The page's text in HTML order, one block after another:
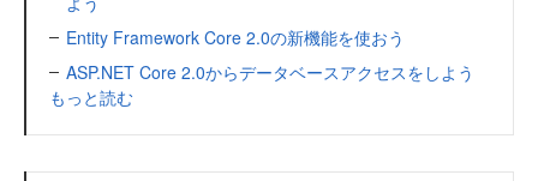
Entity Framework Core 2.0の新機能を使おう
ASP.NET Core 2.0からデータベースアクセスをしよう
もっと読む